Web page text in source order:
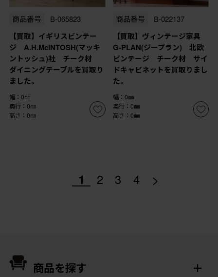
商品番号 B-065823
【買取】イギリスビンテー
ジ A.H.McINTOSH(マッキ
ントッシュ)社 チーク材
ダイニングテーブルを買取り
ました。
幅：0㎜
奥行：0㎜
高さ：0㎜
商品番号 B-022137
【買取】ヴィンテージ家具
G-PLAN(ジープラン) 北欧
ビンテージ チーク材 サイ
ドキャビネットを買取りまし
た。
幅：0㎜
奥行：0㎜
高さ：0㎜
1 2 3 4 >
商品を探す